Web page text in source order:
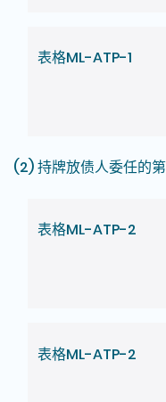
表格ML-ATP-1
(2) 持牌放债人委任的
表格ML-ATP-2
表格ML-ATP-2